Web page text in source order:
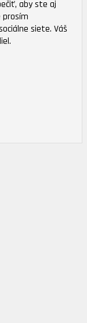
aby ste aj
siete. Váš